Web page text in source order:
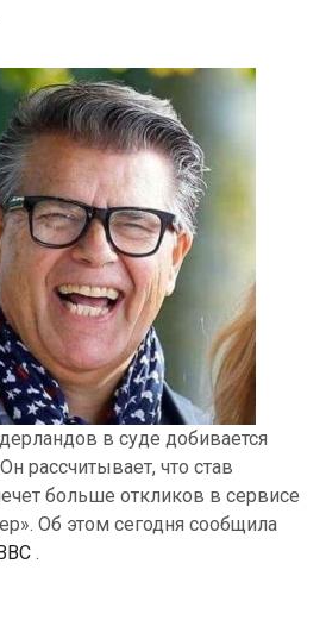
в суде добивается
рассчитывает, что став
больше откликов в сервисе
Об этом сегодня сообщила
.